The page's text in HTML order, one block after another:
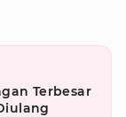
Terbesar